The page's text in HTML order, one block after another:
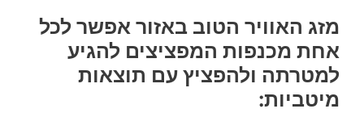
מזג האוויר הטוב באזור אפשר לכל
אחת מכנפות המפציצים להגיע
למטרתה ולהפציץ עם תוצאות
מיטביות: